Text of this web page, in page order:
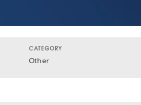
CATEGORY
Other